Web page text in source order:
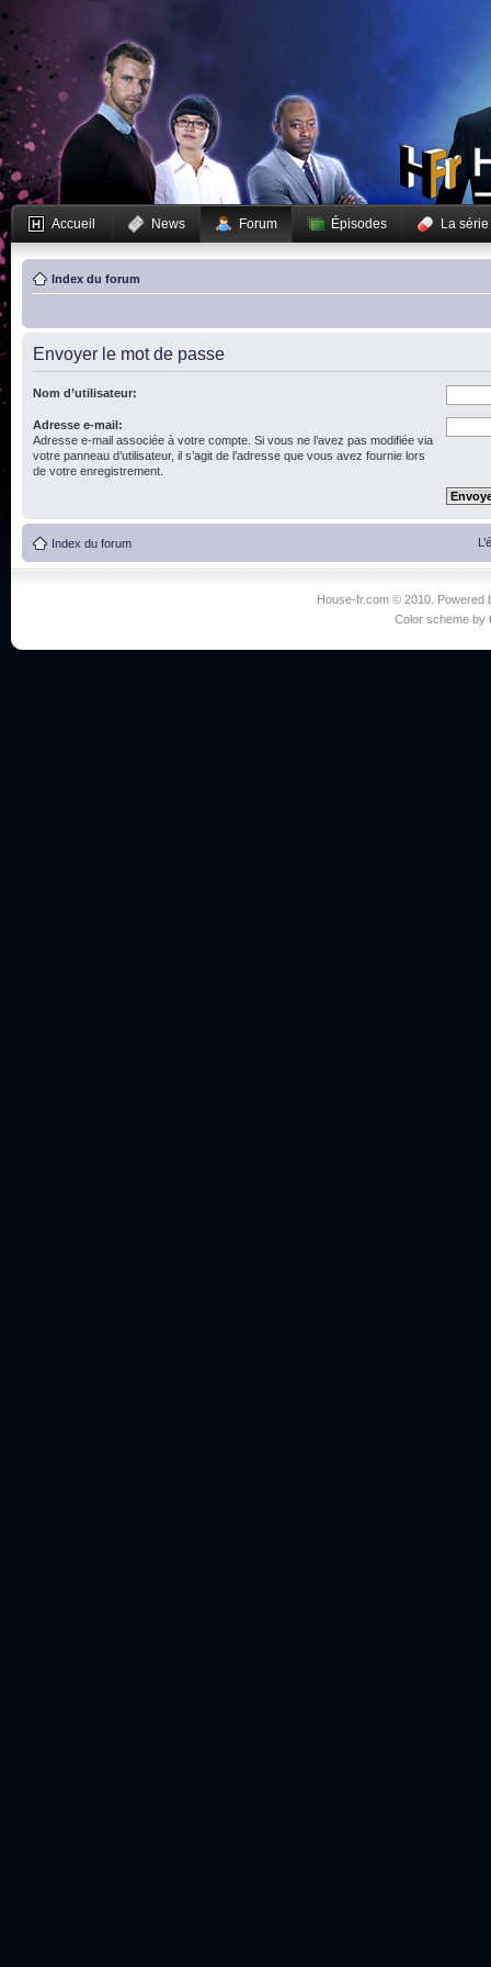
Accueil News Forum Épisodes La série
Index du forum
Envoyer le mot de passe
Nom d’utilisateur:
Adresse e-mail:
Adresse e-mail associée à votre compte. Si vous ne l’avez pas modifiée via
votre panneau d’utilisateur, il s’agit de l’adresse que vous avez fournie lors
de votre enregistrement.
Index du forum
House-fr.com © 2010. Powered
Color scheme by